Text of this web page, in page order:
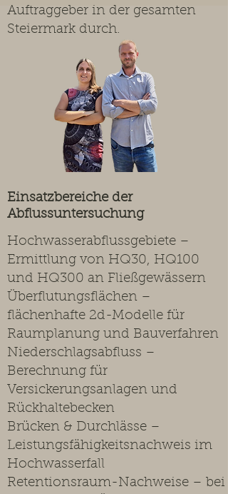
Einsatzbereiche der
Abflussuntersuchung
Hochwasserabflussgebiete –
Ermittlung von HQ30, HQ100
und HQ300 an Fließgewässern
Überflutungsflächen –
flächenhafte 2d-Modelle für
Raumplanung und Bauverfahren
Niederschlagsabfluss –
Berechnung für
Versickerungsanlagen und
Rückhaltebecken
Brücken & Durchlässe –
Leistungsfähigkeitsnachweis im
Hochwasserfall
Retentionsraum-Nachweise – bei
Auftraggeber in der gesamten
Steiermark durch.